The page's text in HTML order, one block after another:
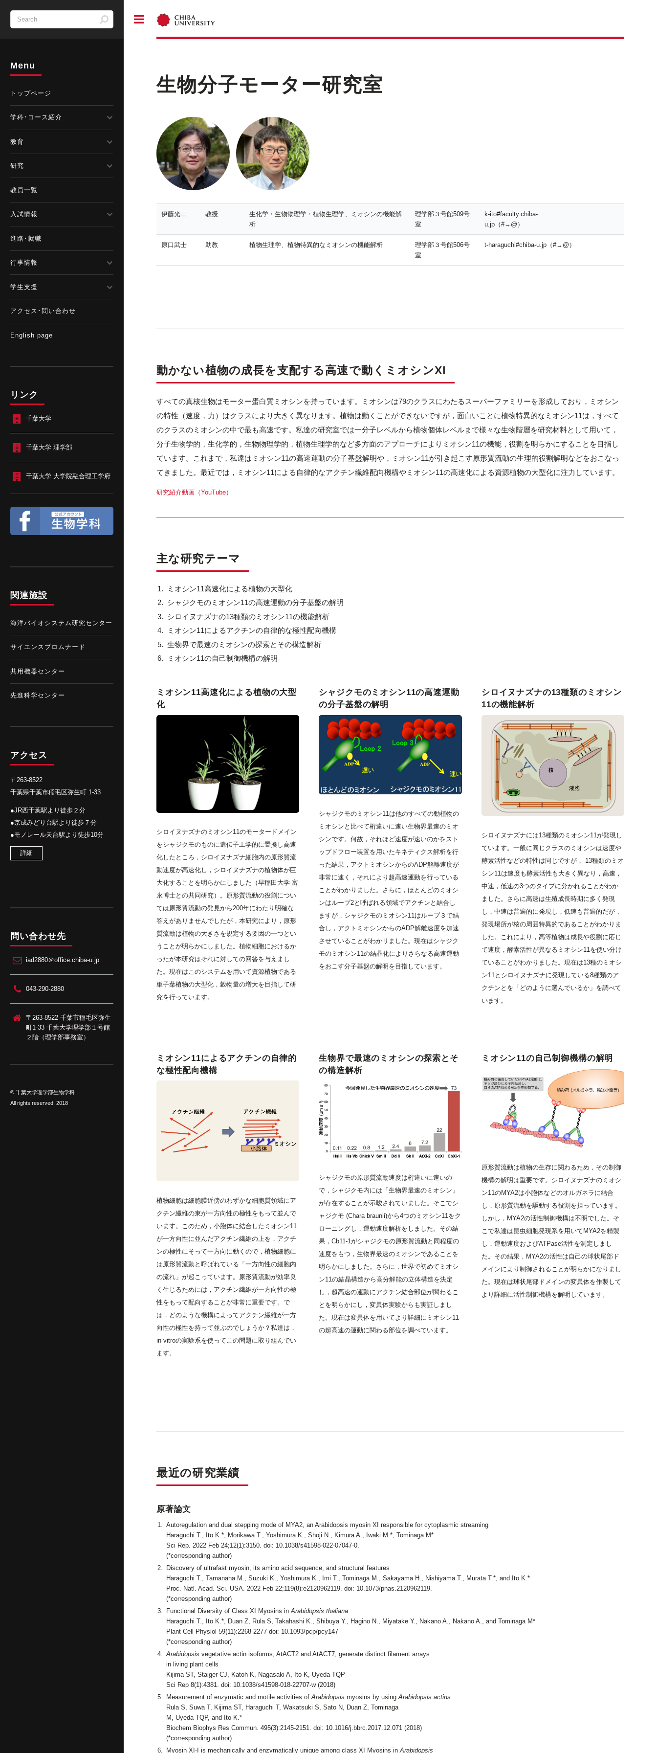
生物分子モーター研究室
伊藤光二 教授
生化学・生物物理学・植物生理学、ミオシンの機能解
析
理学部３号館509号
室
k-ito#faculty.chiba-
u.jp（#→@）
原口武士 助教 植物生理学、植物特異的なミオシンの機能解析
理学部３号館506号
室
t-haraguchi#chiba-u.jp（#→@）
動かない植物の成長を支配する高速で動くミオシンXI
すべての真核生物はモーター蛋白質ミオシンを持っています。ミオシンは79のクラスにわたるスーパーファミリーを形成しており，ミオシン
の特性（速度，力）はクラスにより大きく異なります。植物は動くことができないですが，面白いことに植物特異的なミオシン11は，すべて
のクラスのミオシンの中で最も高速です。私達の研究室では一分子レベルから植物個体レベルまで様々な生物階層を研究材料として用いて，
分子生物学的，生化学的，生物物理学的，植物生理学的など多方面のアプローチによりミオシン11の機能，役割を明らかにすることを目指し
ています。これまで，私達はミオシン11の高速運動の分子基盤解明や，ミオシン11が引き起こす原形質流動の生理的役割解明などをおこなっ
てきました。最近では，ミオシン11による自律的なアクチン繊維配向機構やミオシン11の高速化による資源植物の大型化に注力しています。
研究紹介動画（YouTube）
主な研究テーマ
ミオシン11高速化による植物の大型化
シャジクモのミオシン11の高速運動の分子基盤の解明
シロイヌナズナの13種類のミオシン11の機能解析
ミオシン11によるアクチンの自律的な極性配向機構
生物界で最速のミオシンの探索とその構造解析
ミオシン11の自己制御機構の解明
ミオシン11高速化による植物の大型
化
シロイヌナズナのミオシン11のモータードメイン
をシャジクモのものに遺伝子工学的に置換し高速
化したところ，シロイヌナズナ細胞内の原形質流
動速度が高速化し，シロイヌナズナの植物体が巨
大化することを明らかにしました（早稲田大学 富
永博士との共同研究）。原形質流動の役割につい
ては原形質流動の発見から200年にわたり明確な
答えがありませんでしたが，本研究により，原形
質流動は植物の大きさを規定する要因の一つとい
うことが明らかにしました。植物細胞におけるか
ったが本研究はそれに対しての回答を与えまし
た。現在はこのシステムを用いて資源植物である
単子葉植物の大型化，穀物量の増大を目指して研
究を行っています。
シャジクモのミオシン11の高速運動
の分子基盤の解明
シャジクモのミオシン11は他のすべての動植物の
ミオシンと比べて桁違いに速い生物界最速のミオ
シンです。何故，それほど速度が速いのかをスト
ップドフロー装置を用いたキネティクス解析を行
った結果，アクトミオシンからのADP解離速度が
非常に速く，それにより超高速運動を行っている
ことがわかりました。さらに，ほとんどのミオシ
ンはループ2と呼ばれる領域でアクチンと結合し
ますが，シャジクモのミオシン11はループ３で結
合し，アクトミオシンからのADP解離速度を加速
させていることがわかリました。現在はシャジク
モのミオシン11の結晶化によりさらなる高速運動
をおこす分子基盤の解明を目指しています。
シロイヌナズナの13種類のミオシン
11の機能解析
シロイヌナズナには13種類のミオシン11が発現し
ています。一般に同じクラスのミオシンは速度や
酵素活性などの特性は同じですが， 13種類のミオ
シン11は速度も酵素活性も大きく異なり，高速，
中速，低速の3つのタイプに分かれることがわか
ました。さらに高速は生殖成長時期に多く発現
し，中速は普遍的に発現し，低速も普遍的だが，
発現場所が核の周囲特異的であることがわかりま
した。これにより，高等植物は成長や役割に応じ
て速度，酵素活性が異なるミオシン11を使い分け
ていることがわかりました。現在は13種のミオシ
ン11とシロイヌナズナに発現している8種類のア
クチンとを「どのように選んでいるか」を調べて
います。
ミオシン11によるアクチンの自律的
な極性配向機構
植物細胞は細胞膜近傍のわずかな細胞質領域にア
クチン繊維の束が一方向性の極性をもって並んで
います。このため，小胞体に結合したミオシン11
が一方向性に並んだアクチン繊維の上を，アクチ
ンの極性にそって一方向に動くので，植物細胞に
は原形質流動と呼ばれている「一方向性の細胞内
の流れ」が起こっています。原形質流動が効率良
く生じるためには，アクチン繊維が一方向性の極
性をもって配向することが非常に重要です。で
は，どのような機構によってアクチン繊維が一方
向性の極性を持って並ぶのでしょうか？私達は，
in vitroの実験系を使ってこの問題に取り組んでい
ます。
生物界で最速のミオシンの探索とそ
の構造解析
シャジクモの原形質流動速度は桁違いに速いの
で，シャジクモ内には「生物界最速のミオシン」
が存在することが示唆されていました。そこでシ
ャジクモ (Chara braunii)から4つのミオシン11をク
ローニングし，運動速度解析をしました。その結
果，Cb11-1がシャジクモの原形質流動と同程度の
速度をもつ，生物界最速のミオシンであることを
明らかにしました。さらに，世界で初めてミオシ
ン11の結晶構造から高分解能の立体構造を決定
し，超高速の運動にアクチン結合部位が関わるこ
とを明らかにし，変異体実験からも実証しまし
た。現在は変異体を用いてより詳細にミオシン11
の超高速の運動に関わる部位を調べています。
ミオシン11の自己制御機構の解明
原形質流動は植物の生存に関わるため，その制御
機構の解明は重要です。シロイヌナズナのミオシ
ン11のMYA2は小胞体などのオルガネラに結合
し，原形質流動を駆動する役割を担っています。
しかし，MYA2の活性制御機構は不明でした。そ
こで私達は昆虫細胞発現系を用いてMYA2を精製
し，運動速度およびATPase活性を測定しまし
た。その結果，MYA2の活性は自己の球状尾部ド
メインにより制御されることが明らかになりまし
た。現在は球状尾部ドメインの変異体を作製して
より詳細に活性制御機構を解明しています。
最近の研究業績
原著論文
Autoregulation and dual stepping mode of MYA2, an Arabidopsis myosin XI responsible for cytoplasmic streaming
Haraguchi T., Ito K.*, Morikawa T., Yoshimura K., Shoji N., Kimura A., Iwaki M.*, Tominaga M*
Sci Rep. 2022 Feb 24;12(1):3150. doi: 10.1038/s41598-022-07047-0.
(*corresponding author)
Discovery of ultrafast myosin, its amino acid sequence, and structural features
Haraguchi T., Tamanaha M., Suzuki K., Yoshimura K., Imi T., Tominaga M., Sakayama H., Nishiyama T., Murata T.*, and Ito K.*
Proc. Natl. Acad. Sci. USA. 2022 Feb 22;119(8):e2120962119. doi: 10.1073/pnas.2120962119.
(*corresponding author)
Functional Diversity of Class XI Myosins in Arabidopsis thaliana
Haraguchi T., Ito K.*, Duan Z, Rula S, Takahashi K., Shibuya Y., Hagino N., Miyatake Y., Nakano A., Nakano A., and Tominaga M*
Plant Cell Physiol 59(11):2268-2277 doi: 10.1093/pcp/pcy147
(*corresponding author)
Arabidopsis vegetative actin isoforms, AtACT2 and AtACT7, generate distinct filament arrays
in living plant cells
Kijima ST, Staiger CJ, Katoh K, Nagasaki A, Ito K, Uyeda TQP
Sci Rep 8(1):4381. doi: 10.1038/s41598-018-22707-w (2018)
Measurement of enzymatic and motile activities of Arabidopsis myosins by using Arabidopsis actins
Rula S, Suwa T, Kijima ST, Haraguchi T, Wakatsuki S, Sato N, Duan Z, Tominaga
M, Uyeda TQP, and Ito K.*
Biochem Biophys Res Commun. 495(3):2145-2151. doi: 10.1016/j.bbrc.2017.12.071 (2018)
(*corresponding author)
Myosin XI-I is mechanically and enzymatically unique among class XI Myosins in Arabidopsis
Menu
トップページ
学科･コース紹介
教育
研究
教員一覧
入試情報
進路･就職
行事情報
学生支援
アクセス･問い合わせ
English page
リンク
千葉大学
千葉大学 理学部
千葉大学 大学院融合理工学府
関連施設
海洋バイオシステム研究センター
サイエンスプロムナード
共用機器センター
先進科学センター
アクセス
〒263-8522
千葉県千葉市稲毛区弥生町 1-33
●JR西千葉駅より徒歩２分
●京成みどり台駅より徒歩７分
●モノレール天台駅より徒歩10分
詳細
問い合わせ先
iad2880＠office.chiba-u.jp
043-290-2880
〒263-8522 千葉市稲毛区弥生
町1-33 千葉大学理学部１号館
２階（理学部事務室）
© 千葉大学理学部生物学科
All rights reserved. 2018
Toggle